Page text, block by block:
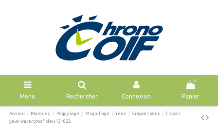
Menu Rechercher Connexion
0
Panier
Accueil Marques Peggy Sage Maquillage Yeux Crayons yeux
Crayon
yeux waterproof bleu 131022